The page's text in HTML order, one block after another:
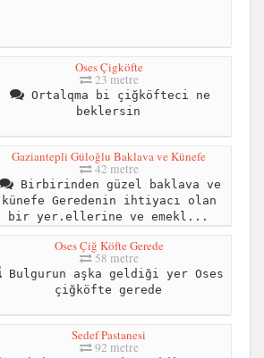
Oses Çigköfte
23 metre
Ortalqma bi çiğköfteci ne
beklersin
Gaziantepli Güloğlu Baklava ve Künefe
42 metre
Birbirinden güzel baklava ve
künefe Geredenin ihtiyacı olan
bir yer.ellerine ve emekl...
Oses Çiğ Köfte Gerede
58 metre
Bulgurun aşka geldiği yer Oses
çiğköfte gerede
Sedef Pastanesi
92 metre